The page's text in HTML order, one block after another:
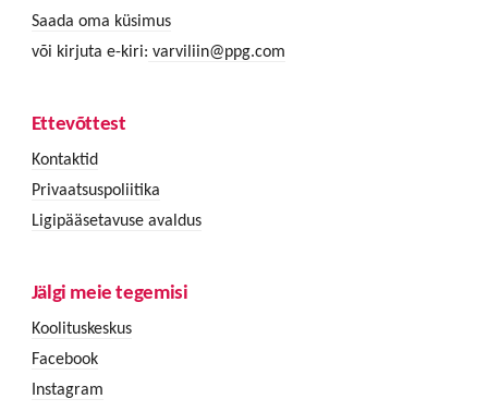
Saada oma küsimus
või kirjuta e-kiri: varviliin@ppg.com
Ettevõttest
Kontaktid
Privaatsuspoliitika
Ligipääsetavuse avaldus
Jälgi meie tegemisi
Koolituskeskus
Facebook
Instagram